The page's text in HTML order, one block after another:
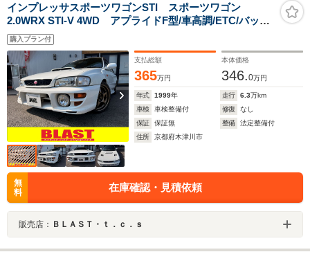
インプレッサスポーツワゴンSTI スポーツワゴン
2.0WRX STI-V 4WD アプライドF型/車高調/ETC/バック
ミラー一体型レーダー探知機/ターボタイマー/社外AW/電
装品付属/スタッドレス付純正ホイール有
購入プラン付
支払総額
365万円
本体価格
346.0万円
年式 1999年 走行 6.3万km
車検
車検整備付 修復
なし
保証
保証無 整備
法定整備付
住所
京都府木津川市
無
料
在庫確認・見積依頼
販売店： ＢＬＡＳＴ・ｔ．ｃ．ｓ